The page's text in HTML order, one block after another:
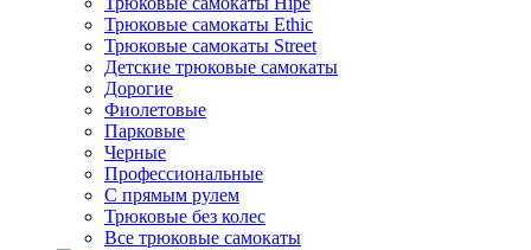
Трюковые самокаты Ethic
Трюковые самокаты Street
Детские трюковые самокаты
Дорогие
Фиолетовые
Парковые
Черные
Профессиональные
С прямым рулем
Трюковые без колес
Все трюковые самокаты